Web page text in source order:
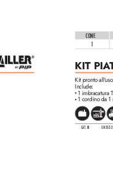
Kit pronto all'
Include:
• 1 imbracatura
• 1 cordino da 1
CAT. III EN 353-2
KIT PIA
CONF.
1